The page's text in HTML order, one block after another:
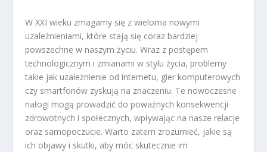
W XXI wieku zmagamy się z wieloma nowymi
uzależnieniami, które stają się coraz bardziej
powszechne w naszym życiu. Wraz z postępem
technologicznym i zmianami w stylu życia, problemy
takie jak uzależnienie od internetu, gier komputerowych
czy smartfonów zyskują na znaczeniu. Te nowoczesne
nałogi mogą prowadzić do poważnych konsekwencji
zdrowotnych i społecznych, wpływając na nasze relacje
oraz samopoczucie. Warto zatem zrozumieć, jakie są
ich objawy i skutki, aby móc skutecznie im